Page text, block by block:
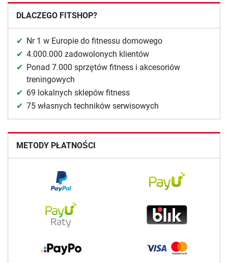
DLACZEGO FITSHOP?
Nr 1 w Europie do fitnessu domowego
4.000.000 zadowolonych klientów
Ponad 7.000 sprzętów fitness i akcesoriów
treningowych
69 lokalnych sklepów fitness
75 własnych techników serwisowych
METODY PŁATNOŚCI